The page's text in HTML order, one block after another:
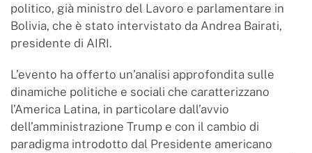
politico, già ministro del Lavoro e parlamentare in
Bolivia, che è stato intervistato da Andrea Bairati,
presidente di AIRI.
L’evento ha offerto un’analisi approfondita sulle
dinamiche politiche e sociali che caratterizzano
l’America Latina, in particolare dall’avvio
dell’amministrazione Trump e con il cambio di
paradigma introdotto dal Presidente americano